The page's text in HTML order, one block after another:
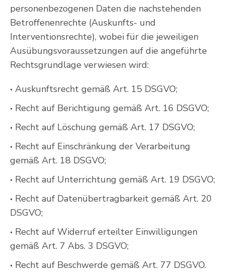
personenbezogenen Daten die nachstehenden
Betroffenenrechte (Auskunfts- und
Interventionsrechte), wobei für die jeweiligen
Ausübungsvoraussetzungen auf die angeführte
Rechtsgrundlage verwiesen wird:
Auskunftsrecht gemäß Art. 15 DSGVO;
Recht auf Berichtigung gemäß Art. 16 DSGVO;
Recht auf Löschung gemäß Art. 17 DSGVO;
Recht auf Einschränkung der Verarbeitung
gemäß Art. 18 DSGVO;
Recht auf Unterrichtung gemäß Art. 19 DSGVO;
Recht auf Datenübertragbarkeit gemäß Art. 20
DSGVO;
Recht auf Widerruf erteilter Einwilligungen
gemäß Art. 7 Abs. 3 DSGVO;
Recht auf Beschwerde gemäß Art. 77 DSGVO.